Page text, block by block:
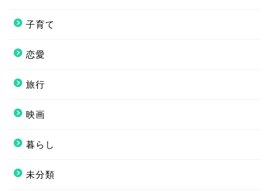
子育て
恋愛
旅行
映画
暮らし
未分類